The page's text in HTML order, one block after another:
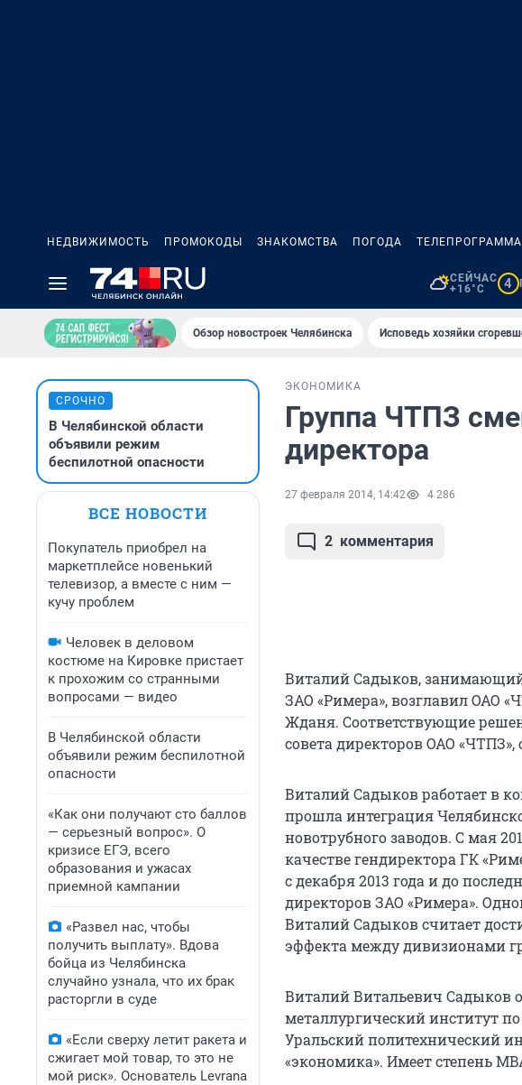
НЕДВИЖИМОСТЬ ПРОМОКОДЫ ЗНАКОМСТВА ПОГОДА ТЕЛЕПРОГРАММА
СЕЙЧАС
+16°C
4
Обзор новостроек Челябинска Исповедь хозяйки
СРОЧНО
В Челябинской области
объявили режим
беспилотной опасности
ВСЕ НОВОСТИ
Покупатель приобрел на
маркетплейсе новенький
телевизор, а вместе с ним —
кучу проблем
Человек в деловом
костюме на Кировке пристает
к прохожим со странными
вопросами — видео
В Челябинской области
объявили режим беспилотной
опасности
«Как они получают сто баллов
— серьезный вопрос». О
кризисе ЕГЭ, всего
образования и ужасах
приемной кампании
«Развел нас, чтобы
получить выплату». Вдова
бойца из Челябинска
случайно узнала, что их брак
расторгли в суде
«Если сверху летит ракета и
сжигает мой товар, то это не
мой риск». Основатель Levrana
ЭКОНОМИКА
Группа ЧТПЗ
директора
27 февраля 2014, 14:42 4 286
2 комментария
Виталий Садыков, занимающий
ЗАО «Римера», возглавил ОАО
Жданя. Соответствующие
совета директоров ОАО
Виталий Садыков работает в
прошла интеграция
новотрубного заводов. С мая
качестве гендиректора ГК
с декабря 2013 года и до
директоров ЗАО «Римера».
Виталий Садыков считает
эффекта между дивизионами
Виталий Витальевич Садыков
металлургический институт
Уральский политехнический
«экономика». Имеет степень